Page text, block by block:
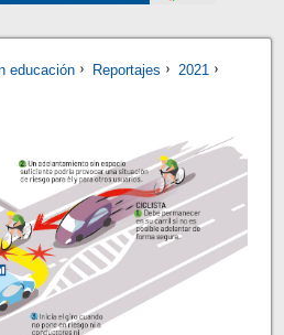
educación Reportajes
2021